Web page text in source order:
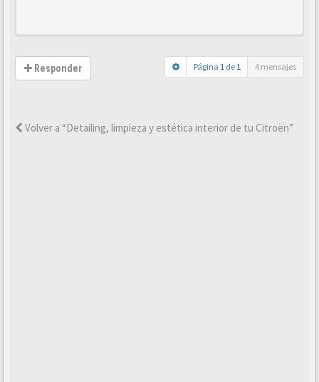
Responder Página 1 de 1 4 mensajes
Volver a “Detailing, limpieza y estética interior de tu Citroën”